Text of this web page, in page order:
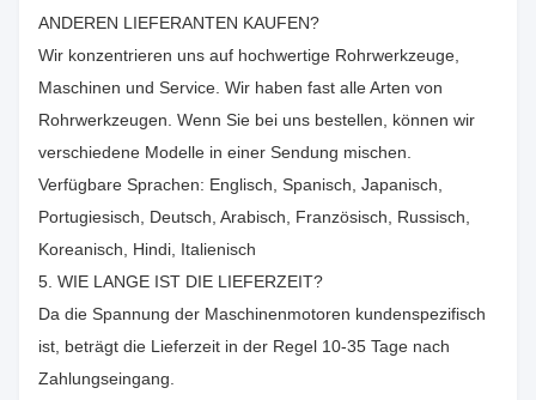
ANDEREN LIEFERANTEN KAUFEN?
Wir konzentrieren uns auf hochwertige Rohrwerkzeuge,
Maschinen und Service. Wir haben fast alle Arten von
Rohrwerkzeugen. Wenn Sie bei uns bestellen, können wir
verschiedene Modelle in einer Sendung mischen.
Verfügbare Sprachen: Englisch, Spanisch, Japanisch,
Portugiesisch, Deutsch, Arabisch, Französisch, Russisch,
Koreanisch, Hindi, Italienisch
5. WIE LANGE IST DIE LIEFERZEIT?
Da die Spannung der Maschinenmotoren kundenspezifisch
ist, beträgt die Lieferzeit in der Regel 10-35 Tage nach
Zahlungseingang.